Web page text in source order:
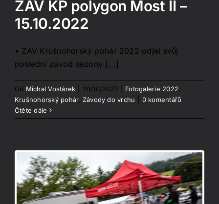
ZAV KP polygon Most II –
15.10.2022
• ZAV Krušnohorský pohár 2022 odjel svůj
poslední závod sezony [...]
Od Michal Vostárek 20/10/2022 Fotogalerie 2022
Krušnohorský pohár, Závody do vrchu
0 komentářů
Čtěte dále